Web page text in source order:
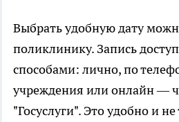
Выбрать удобную дату
поликлинику. Запись
способами: лично, по
учреждения или онлайн —
"Госуслуги". Это удобно и